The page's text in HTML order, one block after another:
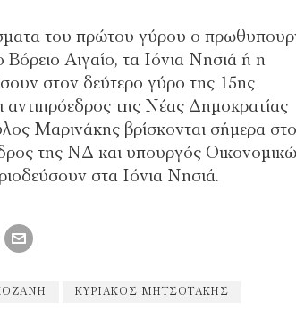
του πρώτου γύρου ο
Βόρειο Αιγαίο, τα Ιόνια Νησιά ή η
στον δεύτερο γύρο της 15ης
της Νέας Δημοκρατίας
Μαρινάκης βρίσκονται σήμερα στο
της ΝΔ και υπουργός
στα Ιόνια Νησιά.
ΚΥΡΙΆΚΟΣ ΜΗΤΣΟΤΆΚΗΣ